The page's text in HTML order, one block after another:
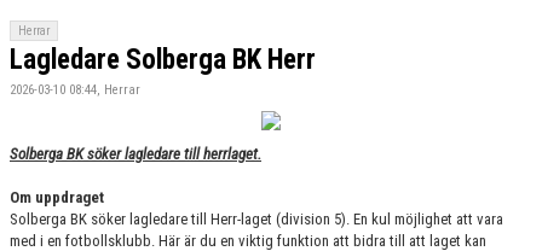
Herrar
Lagledare Solberga BK Herr
2026-03-10 08:44, Herrar
Solberga BK söker lagledare till herrlaget.
Om uppdraget
Solberga BK söker lagledare till Herr-laget (division 5). En kul möjlighet att vara
med i en fotbollsklubb. Här är du en viktig funktion att bidra till att laget kan